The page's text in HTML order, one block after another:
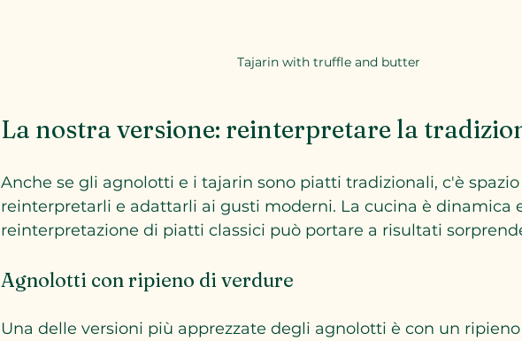
Tajarin with truffle and butter
La nostra versione: reinterpretare la
Anche se gli agnolotti e i tajarin sono piatti tradizionali, c'è
reinterpretarli e adattarli ai gusti moderni. La cucina è dinamica
reinterpretazione di piatti classici può portare a risultati
Agnolotti con ripieno di verdure
Una delle versioni più apprezzate degli agnolotti è con un